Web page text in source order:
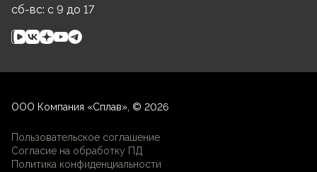
сб-вс: c 9 до 17
ООО Компания «Сплав», © 2026
Пользовательское соглашение
Согласие на обработку ПД
Политика конфиденциальности